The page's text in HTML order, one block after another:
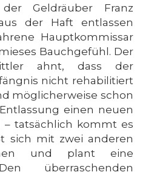
Geldräuber Franz
der Haft entlassen
Hauptkommissar
Bauchgefühl. Der
ahnt, dass der
nicht rehabilitiert
möglicherweise schon
einen neuen
– tatsächlich kommt es
sich mit zwei anderen
und plant eine
überraschenden